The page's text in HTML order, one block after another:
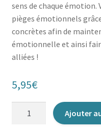
sens de chaque émotion.
pièges émotionnels
concrètes afin de
émotionnelle et ainsi
alliées !
5,95€
Ajouter